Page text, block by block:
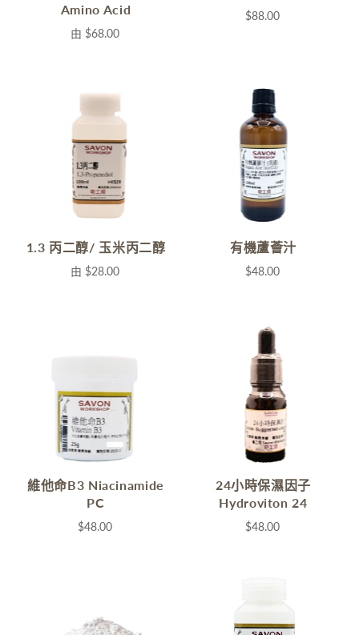
Amino Acid
由 $68.00
$88.00
1.3 丙二醇/ 玉米丙二醇
由 $28.00
有機蘆薈汁
$48.00
維他命B3 Niacinamide
PC
$48.00
24小時保濕因子
Hydroviton 24
$48.00